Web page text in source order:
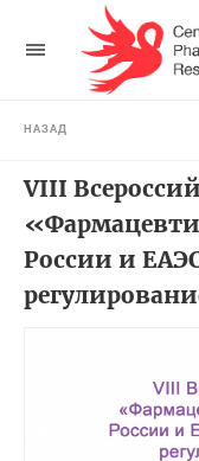
НАЗАД
VIII
России и